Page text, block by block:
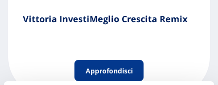
Vittoria InvestiMeglio Crescita Remix
Approfondisci